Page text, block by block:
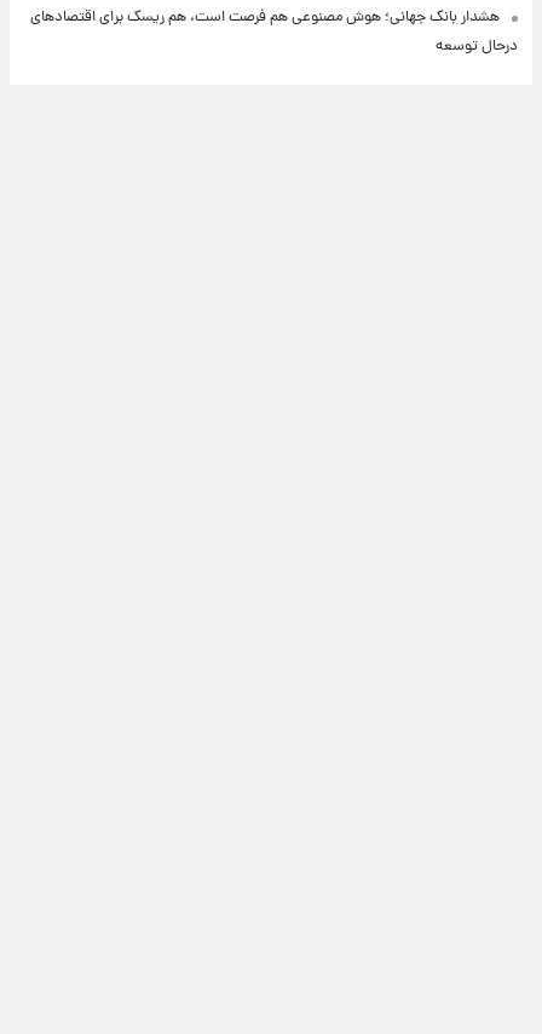
هشدار بانک جهانی؛ هوش مصنوعی هم فرصت است، هم ریسک برای اقتصادهای
درحال توسعه